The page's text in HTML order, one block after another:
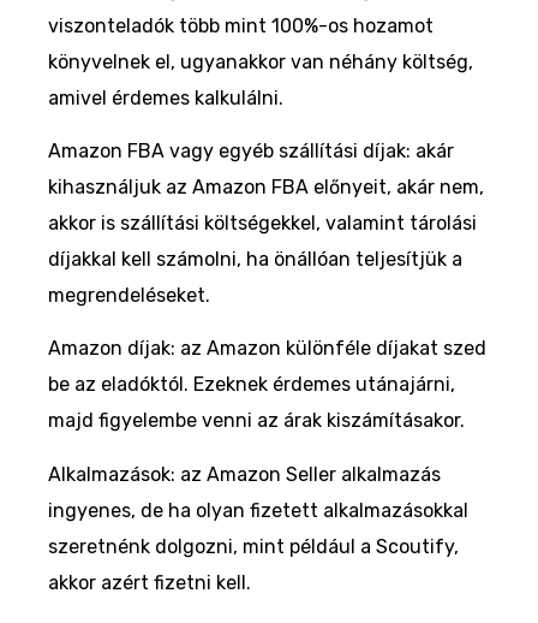
viszonteladók több mint 100%-os hozamot
könyvelnek el, ugyanakkor van néhány költség,
amivel érdemes kalkulálni.
Amazon FBA vagy egyéb szállítási díjak: akár
kihasználjuk az Amazon FBA előnyeit, akár nem,
akkor is szállítási költségekkel, valamint tárolási
díjakkal kell számolni, ha önállóan teljesítjük a
megrendeléseket.
Amazon díjak: az Amazon különféle díjakat szed
be az eladóktól. Ezeknek érdemes utánajárni,
majd figyelembe venni az árak kiszámításakor.
Alkalmazások: az Amazon Seller alkalmazás
ingyenes, de ha olyan fizetett alkalmazásokkal
szeretnénk dolgozni, mint például a Scoutify,
akkor azért fizetni kell.